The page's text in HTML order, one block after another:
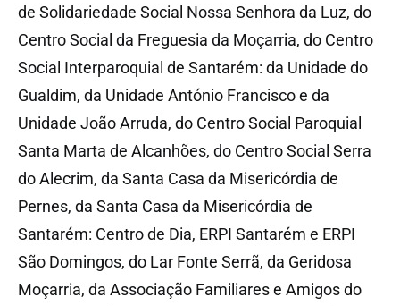
de Solidariedade Social Nossa Senhora da Luz, do
Centro Social da Freguesia da Moçarria, do Centro
Social Interparoquial de Santarém: da Unidade do
Gualdim, da Unidade António Francisco e da
Unidade João Arruda, do Centro Social Paroquial
Santa Marta de Alcanhões, do Centro Social Serra
do Alecrim, da Santa Casa da Misericórdia de
Pernes, da Santa Casa da Misericórdia de
Santarém: Centro de Dia, ERPI Santarém e ERPI
São Domingos, do Lar Fonte Serrã, da Geridosa
Moçarria, da Associação Familiares e Amigos do